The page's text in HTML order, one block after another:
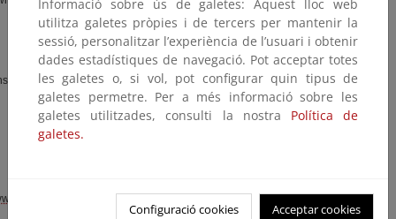
semovesp
EuropeanMobilityWeek
Informació sobre ús de galetes: Aquest lloc web
utilitza galetes pròpies i de tercers per mantenir la
sessió, personalitzar l’experiència de l’usuari i obtenir
dades estadístiques de navegació. Pot acceptar totes
les galetes o, si vol, pot configurar quin tipus de
galetes permetre. Per a més informació sobre les
galetes utilitzades, consulti la nostra Política de
galetes.
Configuració cookies Acceptar cookies